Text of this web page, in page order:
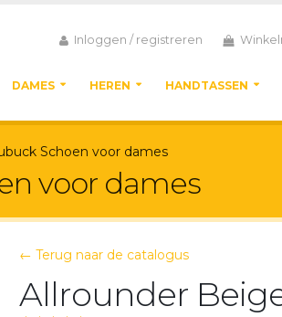
Inloggen / registreren
DAMES HEREN HANDTASSEN
Schoen voor dames
voor dames
← Terug naar de catalogus
Allrounder